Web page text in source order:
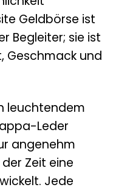
Geldbörse ist
Begleiter; sie ist
Geschmack und
leuchtendem
Leder
angenehm
Zeit eine
Jede